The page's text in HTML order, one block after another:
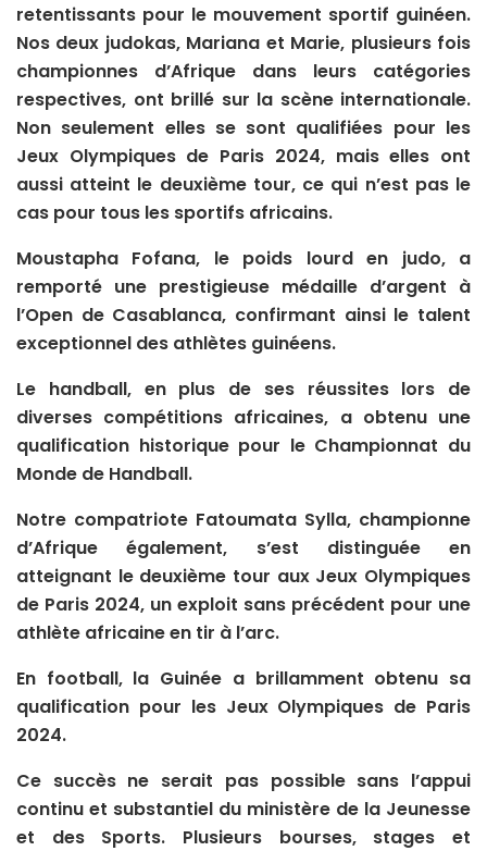
retentissants pour le mouvement sportif guinéen.
Nos deux judokas, Mariana et Marie, plusieurs fois
championnes d’Afrique dans leurs catégories
respectives, ont brillé sur la scène internationale.
Non seulement elles se sont qualifiées pour les
Jeux Olympiques de Paris 2024, mais elles ont
aussi atteint le deuxième tour, ce qui n’est pas le
cas pour tous les sportifs africains.
Moustapha Fofana, le poids lourd en judo, a
remporté une prestigieuse médaille d’argent à
l’Open de Casablanca, confirmant ainsi le talent
exceptionnel des athlètes guinéens.
Le handball, en plus de ses réussites lors de
diverses compétitions africaines, a obtenu une
qualification historique pour le Championnat du
Monde de Handball.
Notre compatriote Fatoumata Sylla, championne
d’Afrique également, s’est distinguée en
atteignant le deuxième tour aux Jeux Olympiques
de Paris 2024, un exploit sans précédent pour une
athlète africaine en tir à l’arc.
En football, la Guinée a brillamment obtenu sa
qualification pour les Jeux Olympiques de Paris
2024.
Ce succès ne serait pas possible sans l’appui
continu et substantiel du ministère de la Jeunesse
et des Sports. Plusieurs bourses, stages et